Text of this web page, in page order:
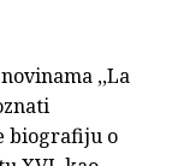
,,La
biografiju o